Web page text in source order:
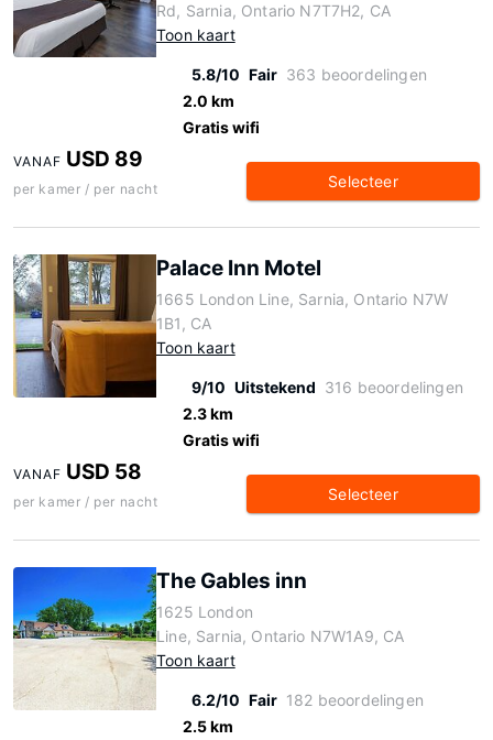
Rd, Sarnia, Ontario N7T7H2, CA
Toon kaart
5.8/10 Fair 363 beoordelingen
2.0 km
Gratis wifi
VANAF USD 89
per kamer / per nacht Selecteer
Palace Inn Motel
1665 London Line, Sarnia, Ontario N7W
1B1, CA
Toon kaart
9/10 Uitstekend 316 beoordelingen
2.3 km
Gratis wifi
VANAF USD 58
per kamer / per nacht Selecteer
The Gables inn
1625 London
Line, Sarnia, Ontario N7W1A9, CA
Toon kaart
6.2/10 Fair 182 beoordelingen
2.5 km